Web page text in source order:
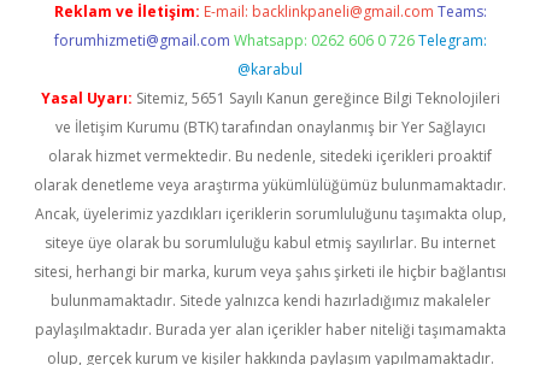
Reklam ve İletişim: E-mail: backlinkpaneli@gmail.com Teams:
forumhizmeti@gmail.com Whatsapp: 0262 606 0 726 Telegram:
@karabul
Yasal Uyarı: Sitemiz, 5651 Sayılı Kanun gereğince Bilgi Teknolojileri
ve İletişim Kurumu (BTK) tarafından onaylanmış bir Yer Sağlayıcı
olarak hizmet vermektedir. Bu nedenle, sitedeki içerikleri proaktif
olarak denetleme veya araştırma yükümlülüğümüz bulunmamaktadır.
Ancak, üyelerimiz yazdıkları içeriklerin sorumluluğunu taşımakta olup,
siteye üye olarak bu sorumluluğu kabul etmiş sayılırlar. Bu internet
sitesi, herhangi bir marka, kurum veya şahıs şirketi ile hiçbir bağlantısı
bulunmamaktadır. Sitede yalnızca kendi hazırladığımız makaleler
paylaşılmaktadır. Burada yer alan içerikler haber niteliği taşımamakta
olup, gerçek kurum ve kişiler hakkında paylaşım yapılmamaktadır.